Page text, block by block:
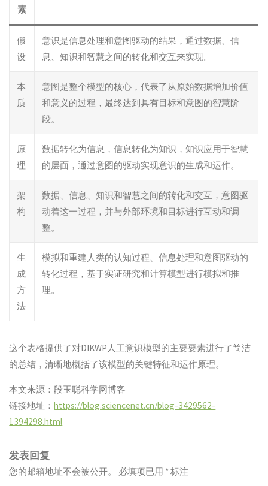
素
假
设
意识是信息处理和意图驱动的结果，通过数据、信
息、知识和智慧之间的转化和交互来实现。
本
质
意图是整个模型的核心，代表了从原始数据增加价值
和意义的过程，最终达到具有目标和意图的智慧阶
段。
原
理
数据转化为信息，信息转化为知识，知识应用于智慧
的层面，通过意图的驱动实现意识的生成和运作。
架
构
数据、信息、知识和智慧之间的转化和交互，意图驱
动着这一过程，并与外部环境和目标进行互动和调
整。
生
成
方
法
模拟和重建人类的认知过程、信息处理和意图驱动的
转化过程，基于实证研究和计算模型进行模拟和推
理。
这个表格提供了对DIKWP人工意识模型的主要要素进行了简洁
的总结，清晰地概括了该模型的关键特征和运作原理。
本文来源：段玉聪科学网博客
链接地址：https://blog.sciencenet.cn/blog-3429562-
1394298.html
发表回复
您的邮箱地址不会被公开。 必填项已用 *标注